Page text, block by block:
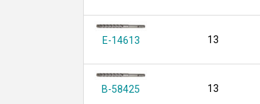
E-14613 13
B-58425 13